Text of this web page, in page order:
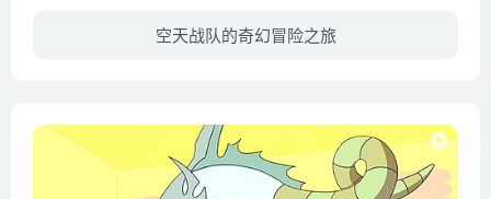
空天战队的奇幻冒险之旅